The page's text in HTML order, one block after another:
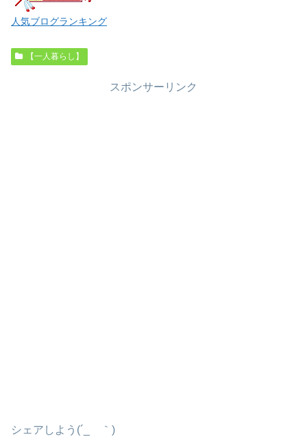
人気ブログランキング
【一人暮らし】
スポンサーリンク
シェアしよう(´_ゝ｀)